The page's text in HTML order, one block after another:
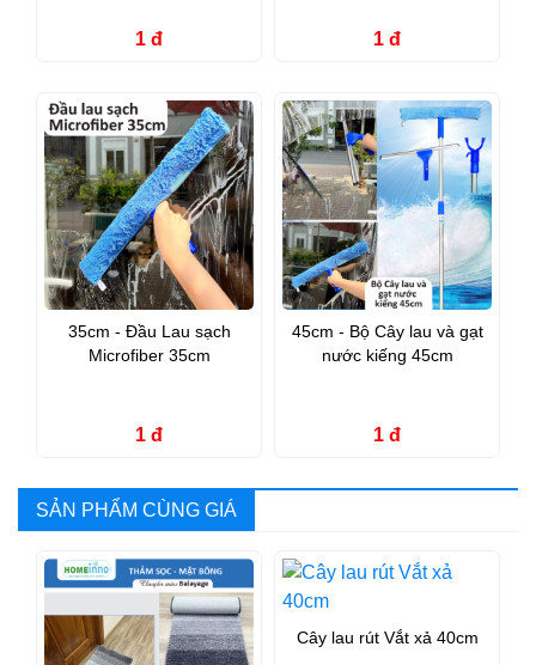
1 đ 1 đ
35cm - Đầu Lau sạch
Microfiber 35cm
1 đ
45cm - Bộ Cây lau và gạt
nước kiếng 45cm
1 đ
SẢN PHẨM CÙNG GIÁ
Cây lau rút Vắt xả 40cm